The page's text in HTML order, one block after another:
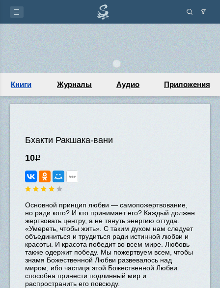
Книги Журналы Аудио Приложения
Бхакти Ракшака-вани
10Р
Основной принцип любви — самопожертвование,
но ради кого? И кто принимает его? Каждый должен
жертвовать центру, а не тянуть энергию оттуда.
«Умереть, чтобы жить». С таким духом нам следует
объединиться и трудиться ради истинной любви и
красоты. И красота победит во всем мире. Любовь
также одержит победу. Мы пожертвуем всем, чтобы
знамя Божественной Любви развевалось над
миром, ибо частица этой Божественной Любви
способна принести подлинный мир и
распространить его повсюду.